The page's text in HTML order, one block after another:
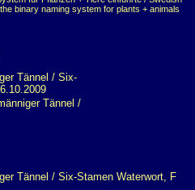
binary naming system for plants + animals
Tännel /